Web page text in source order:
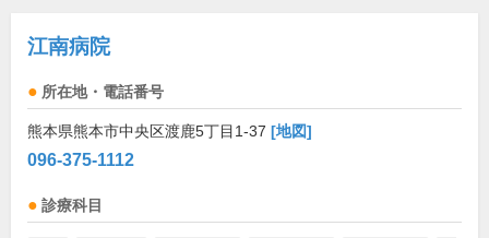
江南病院
所在地・電話番号
熊本県熊本市中央区渡鹿5丁目1-37 [地図]
096-375-1112
診療科目